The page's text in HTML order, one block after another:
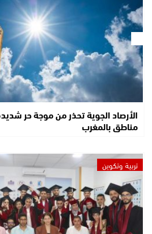
الأرصاد الجوية تحذر من موجة حر
مناطق بالمغرب
تربية وتكوين